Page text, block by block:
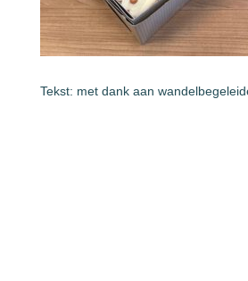
Tekst: met dank aan